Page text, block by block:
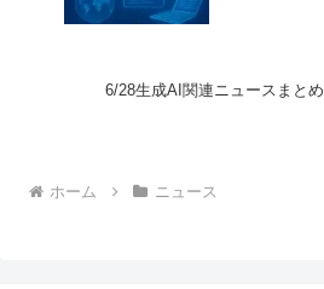
6/28生成AI関連ニュースまとめ
ホーム ニュース